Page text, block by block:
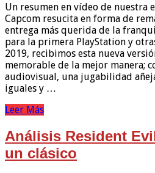
Un resumen en vídeo de nuestra
Capcom resucita en forma de
entrega más querida de la
para la primera PlayStation y
2019, recibimos esta nueva
memorable de la mejor manera;
audiovisual, una jugabilidad
iguales y …
Leer Más
Análisis Resident
un clásico